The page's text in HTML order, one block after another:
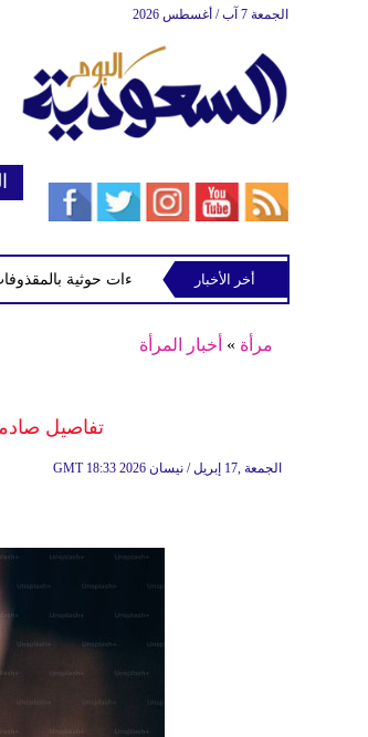
الجمعة 7 آب / أغسطس 2026
أخر الأخبار
مرأة » أخبار المرأة
تفاصيل
GMT 18:33 2026 الجمعة ,17 إبريل / نيسان